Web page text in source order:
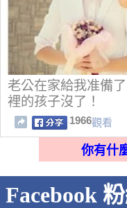
老公在家給我准備
裡的孩子沒了！
1966觀看
你有什
Facebook